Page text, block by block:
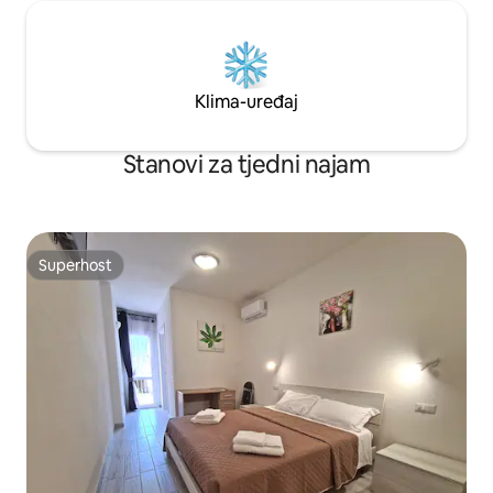
Klima-uređaj
Stanovi za tjedni najam
Superhost
Superhost